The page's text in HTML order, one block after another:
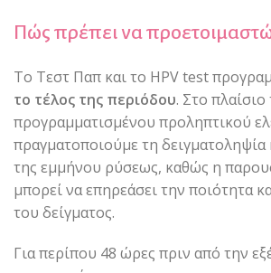
Πώς πρέπει να
Το Τεστ Παπ και το HPV test
το τέλος της περιόδου. Στο πλαίσιο
προγραμματισμένου προληπτικού
πραγματοποιούμε τη δειγματοληψία
της εμμήνου ρύσεως, καθώς η
μπορεί να επηρεάσει την ποιότητα
του δείγματος.
Για περίπου 48 ώρες πριν από την